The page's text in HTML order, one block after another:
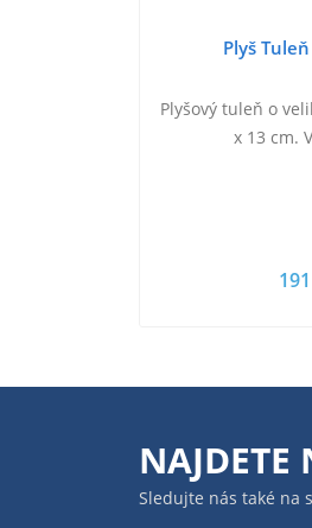
Plyš
Plyšový tuleň o
x 13 cm.
Sledujte nás také na